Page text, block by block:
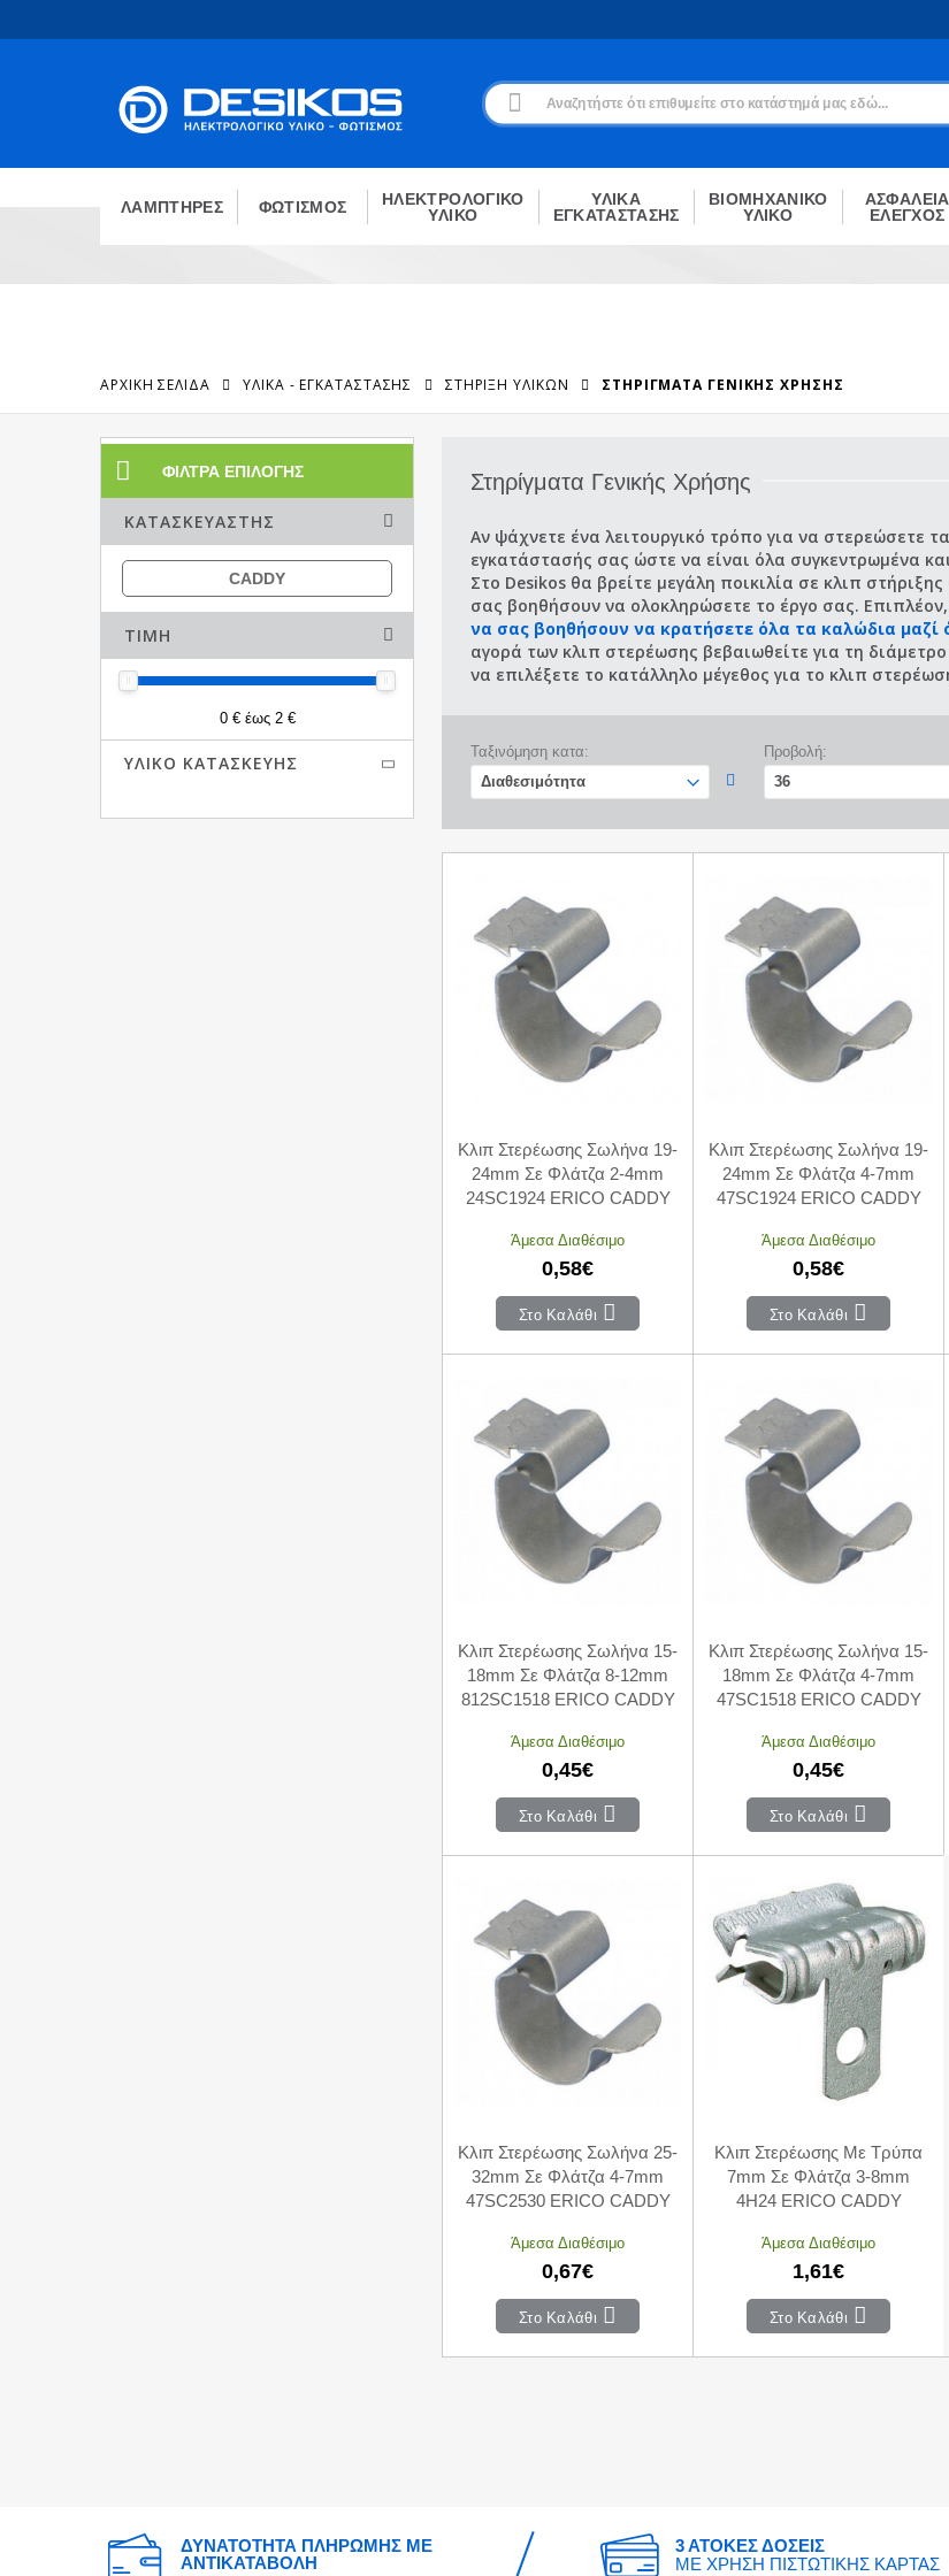
Εγγραφή
Δεν είσαι μέλος;
ΕΓΓΡΑΦΉ
ΛΑΜΠΤΗΡΕΣ ΦΩΤΙΣΜΟΣ
ΗΛΕΚΤΡΟΛΟΓΙΚΟ
ΥΛΙΚΟ
ΥΛΙΚΑ
ΕΓΚΑΤΑΣΤΑΣΗΣ
ΒΙΟΜΗΧΑΝΙΚΟ
ΥΛΙΚΟ
ΑΣΦΑΛΕΙΑ
ΕΛΕΓΧΟΣ
ΑΡΧΙΚΉ ΣΕΛΊΔΑ ΥΛΙΚΑ - ΕΓΚΑΤΑΣΤΑΣΗΣ ΣΤΉΡΙΞΗ ΥΛΙΚΏΝ ΣΤΗΡΊΓΜΑΤΑ ΓΕΝΙΚΉΣ ΧΡΉΣΗΣ
ΦΊΛΤΡΑ ΕΠΙΛΟΓΉΣ
ΚΑΤΑΣΚΕΥΑΣΤΉΣ
CADDY
ΤΙΜΉ
0 € έως 2 €
ΥΛΙΚΌ ΚΑΤΑΣΚΕΥΉΣ
Στηρίγματα Γενικής Χρήσης
Αν ψάχνετε ένα λειτουργικό τρόπο για να στερεώσετε
εγκατάστασής σας ώστε να είναι όλα συγκεντρωμένα
Στο Desikos θα βρείτε μεγάλη ποικιλία σε κλιπ
σας βοηθήσουν να ολοκληρώσετε το έργο σας.
να σας βοηθήσουν να κρατήσετε όλα τα καλώδια μαζί
αγορά των κλιπ στερέωσης βεβαιωθείτε για τη
να επιλέξετε το κατάλληλο μέγεθος για το κλιπ
Ταξινόμηση κατα: Προβολή:
Κλιπ Στερέωσης Σωλήνα 19-
24mm Σε Φλάτζα 2-4mm
24SC1924 ERICO CADDY
Άμεσα Διαθέσιμο
0,58€
Στο Καλάθι
Κλιπ Στερέωσης Σωλήνα 19-
24mm Σε Φλάτζα 4-7mm
47SC1924 ERICO CADDY
Άμεσα Διαθέσιμο
0,58€
Στο Καλάθι
Κλιπ Στερέωσης Σωλήνα 15-
18mm Σε Φλάτζα 8-12mm
812SC1518 ERICO CADDY
Άμεσα Διαθέσιμο
0,45€
Στο Καλάθι
Κλιπ Στερέωσης Σωλήνα 15-
18mm Σε Φλάτζα 4-7mm
47SC1518 ERICO CADDY
Άμεσα Διαθέσιμο
0,45€
Στο Καλάθι
Κλιπ Στερέωσης Σωλήνα 25-
32mm Σε Φλάτζα 4-7mm
47SC2530 ERICO CADDY
Άμεσα Διαθέσιμο
0,67€
Στο Καλάθι
Κλιπ Στερέωσης Με Τρύπα
7mm Σε Φλάτζα 3-8mm
4H24 ERICO CADDY
Άμεσα Διαθέσιμο
1,61€
Στο Καλάθι
ΔΥΝΑΤΟΤΗΤΑ ΠΛΗΡΩΜΗΣ ΜΕ
ΑΝΤΙΚΑΤΑΒΟΛΗ
3 ΑΤΟΚΕΣ ΔΟΣΕΙΣ
ΜΕ ΧΡΗΣΗ ΠΙΣΤΩΤΙΚΗΣ ΚΑΡΤΑΣ